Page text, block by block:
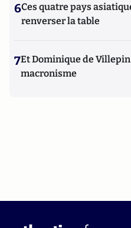
6Ces quatre pays
renverser la table
7Et Dominique de
macronisme